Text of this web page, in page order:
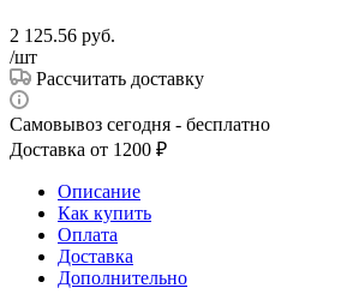
2 125.56 руб.
/шт
Рассчитать доставку
Самовывоз сегодня - бесплатно
Доставка от 1200 ₽
Описание
Как купить
Оплата
Доставка
Дополнительно